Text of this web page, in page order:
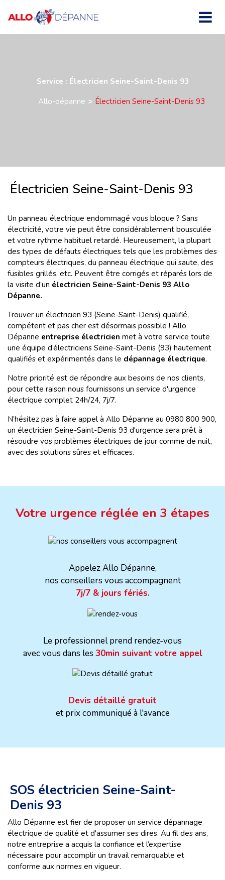
Service : Électricien Seine-Saint-Denis 93
Allo-dépanne
Électricien Seine-Saint-Denis 93
Électricien Seine-Saint-Denis 93
Un panneau électrique endommagé vous bloque ? Sans
électricité, votre vie peut être considérablement bousculée
et votre rythme habituel retardé. Heureusement, la plupart
des types de défauts électriques tels que les problèmes des
compteurs électriques, du panneau électrique qui saute, des
fusibles grillés, etc. Peuvent être corrigés et réparés lors de
la visite d’un électricien Seine-Saint-Denis 93 Allo
Dépanne.
Trouver un électricien 93 (Seine-Saint-Denis) qualifié,
compétent et pas cher est désormais possible ! Allo
Dépanne entreprise électricien met à votre service toute
une équipe d’électriciens Seine-Saint-Denis (93) hautement
qualifiés et expérimentés dans le dépannage électrique.
Notre priorité est de répondre aux besoins de nos clients,
pour cette raison nous fournissons un service d'urgence
électrique complet 24h/24, 7j/7.
N’hésitez pas à faire appel à Allo Dépanne au 0980 800 900,
un électricien Seine-Saint-Denis 93 d'urgence sera prêt à
résoudre vos problèmes électriques de jour comme de nuit,
avec des solutions sûres et efficaces.
Votre urgence réglée en 3 étapes
Appelez Allo Dépanne,
nos conseillers vous accompagnent
7j/7 & jours fériés.
Le professionnel prend rendez-vous
avec vous dans les 30min suivant votre appel
Devis détaillé gratuit
et prix communiqué à l'avance
SOS électricien Seine-Saint-
Denis 93
Allo Dépanne est fier de proposer un service dépannage
électrique de qualité et d'assumer ses dires. Au fil des ans,
notre entreprise a acquis la confiance et l’expertise
nécessaire pour accomplir un travail remarquable et
conforme aux normes en vigueur.